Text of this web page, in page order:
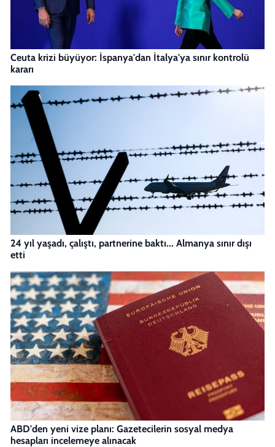
Ceuta krizi büyüyor: İspanya'dan İtalya'ya sınır kontrolü
kararı
24 yıl yaşadı, çalıştı, partnerine baktı... Almanya sınır dışı
etti
ABD'den yeni vize planı: Gazetecilerin sosyal medya
hesapları incelemeye alınacak